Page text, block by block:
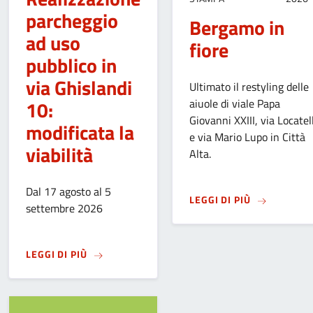
parcheggio
ad uso
pubblico in
via Ghislandi
10:
modificata la
viabilità
Dal 17 agosto al 5
settembre 2026
LEGGI DI PIÙSUREALIZZAZIONE PARCHEGGIO AD USO
Bergamo in
fiore
Ultimato il restyling delle
aiuole di viale Papa
Giovanni XXIII, via
e via Mario Lupo in Città
Alta.
LEGGI DI PIÙSU